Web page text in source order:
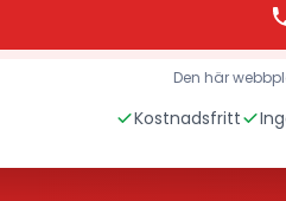
Den här
Kostnadsfritt